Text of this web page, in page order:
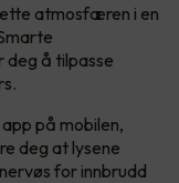
atmosfæren i en
deg å tilpasse
på mobilen,
deg at lysene
for innbrudd